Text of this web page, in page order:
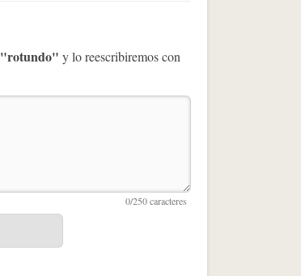
"rotundo" y lo reescribiremos con